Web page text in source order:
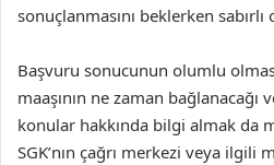
sonuçlanmasını beklerken
Başvuru sonucunun olumlu
maaşının ne zaman bağlanacağı
konular hakkında bilgi almak da
SGK’nın çağrı merkezi veya